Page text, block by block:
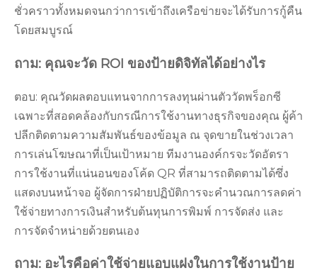
ชั่วคราวทั้งหมดจนกว่าการเข้าถึงเครือข่ายจะได้รับการกู้คืน
โดยสมบูรณ์
ถาม: คุณจะวัด ROI ของป้ายดิจิทัลได้อย่างไร
ตอบ: คุณวัดผลตอบแทนจากการลงทุนผ่านตัววัดพร็อกซี
เฉพาะที่สอดคล้องกับกรณีการใช้งานทางธุรกิจของคุณ ผู้ค้า
ปลีกติดตามความสัมพันธ์ของข้อมูล ณ จุดขายในช่วงเวลา
การเล่นโฆษณาที่เป็นเป้าหมาย ทีมงานองค์กรจะวัดอัตรา
การใช้งานที่แน่นอนของโค้ด QR ที่สามารถติดตามได้ซึ่ง
แสดงบนหน้าจอ ผู้จัดการฝ่ายปฏิบัติการจะคำนวณการลดค่า
ใช้จ่ายทางการเงินสำหรับต้นทุนการพิมพ์ การจัดส่ง และ
การจัดจำหน่ายด้วยตนเอง
ถาม: อะไรคือค่าใช้จ่ายแอบแฝงในการใช้งานป้าย